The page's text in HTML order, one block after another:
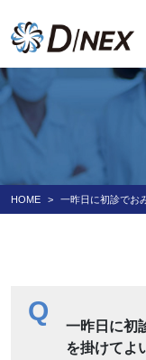
HOME 一昨日に初診でお
Q
一昨日に初
を掛けてよ